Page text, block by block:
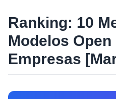
Ranking: 10
Modelos
Empresas